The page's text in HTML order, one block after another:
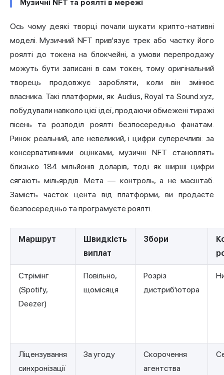
Музичні NFT та роялті в мережі
Ось чому деякі творці почали шукати крипто-нативні
моделі.Музичний NFT прив'язує трек або частку його
роялті до токена на блокчейні, а умови перепродажу
можуть бути записані в сам токен, тому оригінальний
творець продовжує заробляти, коли він змінює
власника. Такі платформи, як Audius, Royal та Sound.xyz,
побудували навколо цієї ідеї, продаючи обмежені тиражі
пісень та розподіл роялті безпосередньо фанатам.
Ринок реальний, але невеликий, і цифри суперечливі: за
консервативними оцінками, музичні NFT становлять
близько 184 мільйонів доларів, тоді як ширші цифри
сягають мільярдів. Мета — контроль, а не масштаб.
Замість часток цента від платформи, ви продаєте
безпосередньо та програмуєте роялті.
Маршрут
Швидкість
виплат
Збори
Стрімінг
(Spotify,
Deezer)
Повільно,
щомісяця
Розріз
дистриб'ютора
Ліцензування
синхронізації
За угоду
Скорочення
агентства